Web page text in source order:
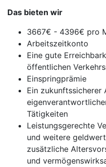
Das bieten wir
3667€ - 4396€ pro
Arbeitszeitkonto
Eine gute
öffentlichen
Einspringprämie
Ein zukunftssicherer
Tätigkeiten
Leistungsgerechte
und weitere
zusätzliche
und